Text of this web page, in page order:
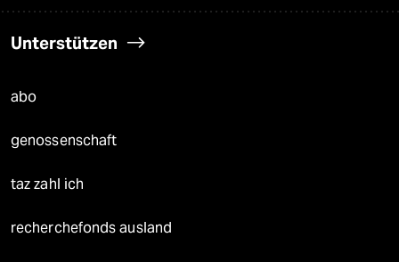
Unterstützen
abo
genossenschaft
taz zahl ich
recherchefonds ausland